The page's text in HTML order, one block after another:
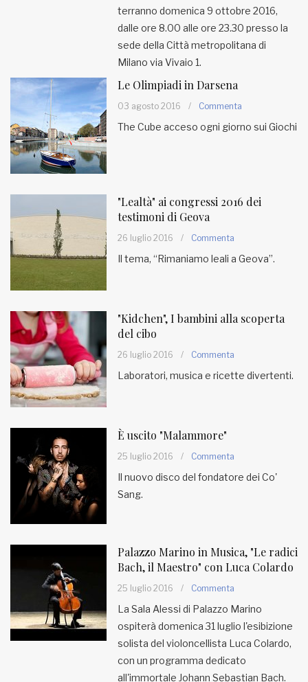
terranno domenica 9 ottobre 2016,
dalle ore 8.00 alle ore 23.30 presso la
sede della Città metropolitana di
Milano via Vivaio 1.
Le Olimpiadi in Darsena
03 agosto 2016 / Commenta
The Cube acceso ogni giorno sui Giochi
"Lealtà" ai congressi 2016 dei
testimoni di Geova
26 luglio 2016 / Commenta
Il tema, “Rimaniamo leali a Geova”.
"Kidchen", I bambini alla scoperta
del cibo
26 luglio 2016 / Commenta
Laboratori, musica e ricette divertenti.
È uscito "Malammore"
25 luglio 2016 / Commenta
Il nuovo disco del fondatore dei Co'
Sang.
Palazzo Marino in Musica, "Le radici
Bach, il Maestro" con Luca Colardo
25 luglio 2016 / Commenta
La Sala Alessi di Palazzo Marino
ospiterà domenica 31 luglio l'esibizione
solista del violoncellista Luca Colardo,
con un programma dedicato
all'immortale Johann Sebastian Bach.